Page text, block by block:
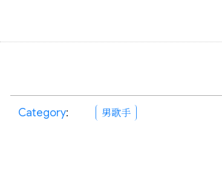
Category: 男歌手